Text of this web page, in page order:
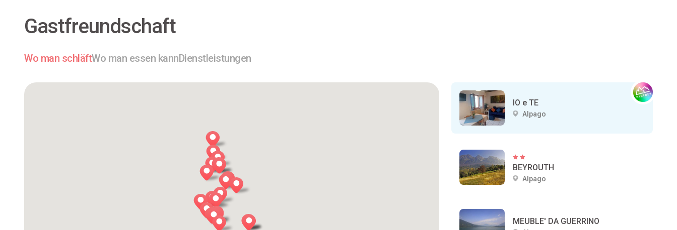
Gastfreundschaft
Wo man schläftWo man essen kannDienstleistungen
IO e TE
Alpago
BEYROUTH
Alpago
MEUBLE' DA GUERRINO